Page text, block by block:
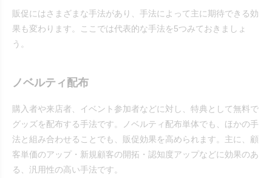
販促にはさまざまな手法があり、手法によって主に期待できる効
果も変わります。ここでは代表的な手法を5つみておきましょ
う。
ノベルティ配布
購入者や来店者、イベント参加者などに対し、特典として無料で
グッズを配布する手法です。ノベルティ配布単体でも、ほかの手
法と組み合わせることでも、販促効果を高められます。主に、顧
客単価のアップ・新規顧客の開拓・認知度アップなどに効果のあ
る、汎用性の高い手法です。